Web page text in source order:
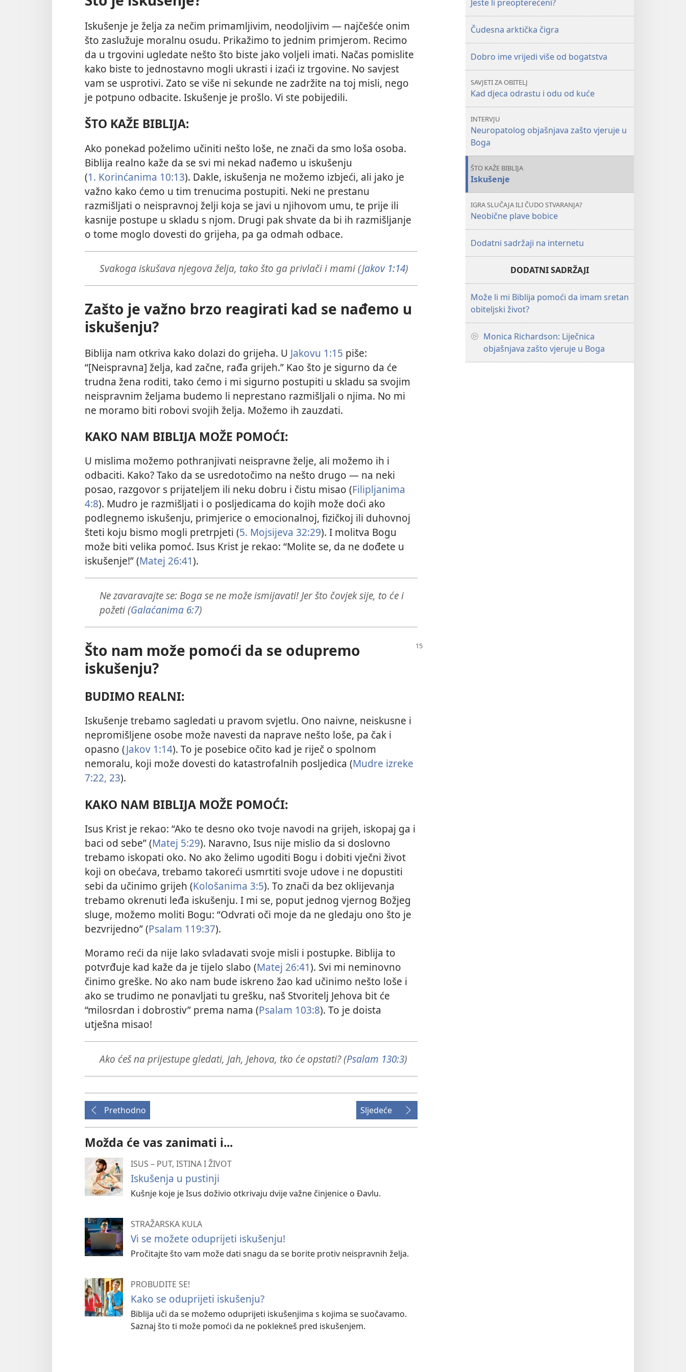
Iskušenje je želja za nečim primamljivim, neodoljivim — najčešće onim
što zaslužuje moralnu osudu. Prikažimo to jednim primjerom. Recimo
da u trgovini ugledate nešto što biste jako voljeli imati. Načas pomislite
kako biste to jednostavno mogli ukrasti i izaći iz trgovine. No savjest
vam se usprotivi. Zato se više ni sekunde ne zadržite na toj misli, nego
je potpuno odbacite. Iskušenje je prošlo. Vi ste pobijedili.
ŠTO KAŽE BIBLIJA:
Ako ponekad poželimo učiniti nešto loše, ne znači da smo loša osoba.
Biblija realno kaže da se svi mi nekad nađemo u iskušenju
(1. Korinćanima 10:13). Dakle, iskušenja ne možemo izbjeći, ali jako je
važno kako ćemo u tim trenucima postupiti. Neki ne prestanu
razmišljati o neispravnoj želji koja se javi u njihovom umu, te prije ili
kasnije postupe u skladu s njom. Drugi pak shvate da bi ih razmišljanje
o tome moglo dovesti do grijeha, pa ga odmah odbace.
Svakoga iskušava njegova želja, tako što ga privlači i mami (Jakov 1:14)
Zašto je važno brzo reagirati kad se nađemo u
iskušenju?
Biblija nam otkriva kako dolazi do grijeha. U Jakovu 1:15 piše:
“[Neispravna] želja, kad začne, rađa grijeh.” Kao što je sigurno da će
trudna žena roditi, tako ćemo i mi sigurno postupiti u skladu sa svojim
neispravnim željama budemo li neprestano razmišljali o njima. No mi
ne moramo biti robovi svojih želja. Možemo ih zauzdati.
KAKO NAM BIBLIJA MOŽE POMOĆI:
U mislima možemo pothranjivati neispravne želje, ali možemo ih i
odbaciti. Kako? Tako da se usredotočimo na nešto drugo — na neki
posao, razgovor s prijateljem ili neku dobru i čistu misao (Filipljanima
4:8). Mudro je razmišljati i o posljedicama do kojih može doći ako
podlegnemo iskušenju, primjerice o emocionalnoj, fizičkoj ili duhovnoj
šteti koju bismo mogli pretrpjeti (5. Mojsijeva 32:29). I molitva Bogu
može biti velika pomoć. Isus Krist je rekao: “Molite se, da ne dođete u
iskušenje!” (Matej 26:41).
Ne zavaravajte se: Boga se ne može ismijavati! Jer što čovjek sije, to će i
požeti (Galaćanima 6:7)
Što nam može pomoći da se odupremo
iskušenju?
BUDIMO REALNI:
Iskušenje trebamo sagledati u pravom svjetlu. Ono naivne, neiskusne i
nepromišljene osobe može navesti da naprave nešto loše, pa čak i
opasno (Jakov 1:14). To je posebice očito kad je riječ o spolnom
nemoralu, koji može dovesti do katastrofalnih posljedica (Mudre izreke
7:22, 23).
KAKO NAM BIBLIJA MOŽE POMOĆI:
Isus Krist je rekao: “Ako te desno oko tvoje navodi na grijeh, iskopaj ga i
baci od sebe” (Matej 5:29). Naravno, Isus nije mislio da si doslovno
trebamo iskopati oko. No ako želimo ugoditi Bogu i dobiti vječni život
koji on obećava, trebamo takoreći usmrtiti svoje udove i ne dopustiti
sebi da učinimo grijeh (Kološanima 3:5). To znači da bez oklijevanja
trebamo okrenuti leđa iskušenju. I mi se, poput jednog vjernog Božjeg
sluge, možemo moliti Bogu: “Odvrati oči moje da ne gledaju ono što je
bezvrijedno” (Psalam 119:37).
Moramo reći da nije lako svladavati svoje misli i postupke. Biblija to
potvrđuje kad kaže da je tijelo slabo (Matej 26:41). Svi mi neminovno
činimo greške. No ako nam bude iskreno žao kad učinimo nešto loše i
ako se trudimo ne ponavljati tu grešku, naš Stvoritelj Jehova bit će
“milosrdan i dobrostiv” prema nama (Psalam 103:8). To je doista
utješna misao!
Ako ćeš na prijestupe gledati, Jah, Jehova, tko će opstati? (Psalam 130:3)
Prethodno Sljedeće
Možda će vas zanimati i...
ISUS – PUT, ISTINA I ŽIVOT
Iskušenja u pustinji
Kušnje koje je Isus doživio otkrivaju dvije važne činjenice o Đavlu.
STRAŽARSKA KULA
Vi se možete oduprijeti iskušenju!
Pročitajte što vam može dati snagu da se borite protiv neispravnih želja.
PROBUDITE SE!
Kako se oduprijeti iskušenju?
Biblija uči da se možemo oduprijeti iskušenjima s kojima se suočavamo.
Saznaj što ti može pomoći da ne poklekneš pred iskušenjem.
Jeste li preopterećeni?
Čudesna arktička čigra
Dobro ime vrijedi više od bogatstva
SAVJETI ZA OBITELJ
Kad djeca odrastu i odu od kuće
INTERVJU
Neuropatolog objašnjava zašto vjeruje u
Boga
ŠTO KAŽE BIBLIJA
Iskušenje
IGRA SLUČAJA ILI ČUDO STVARANJA?
Neobične plave bobice
Dodatni sadržaji na internetu
DODATNI SADRŽAJI
Može li mi Biblija pomoći da imam sretan
obiteljski život?
Monica Richardson: Liječnica
objašnjava zašto vjeruje u Boga